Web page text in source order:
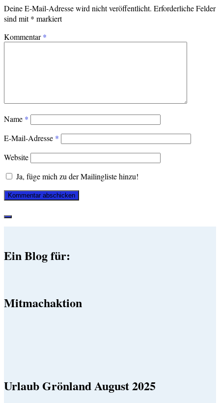
Deine E-Mail-Adresse wird nicht veröffentlicht. Erforderliche Felder
sind mit* markiert
Kommentar*
Name *
E-Mail-Adresse *
Website
Ja, füge mich zu der Mailingliste hinzu!
Ein Blog für:
Mitmachaktion
Urlaub Grönland August 2025